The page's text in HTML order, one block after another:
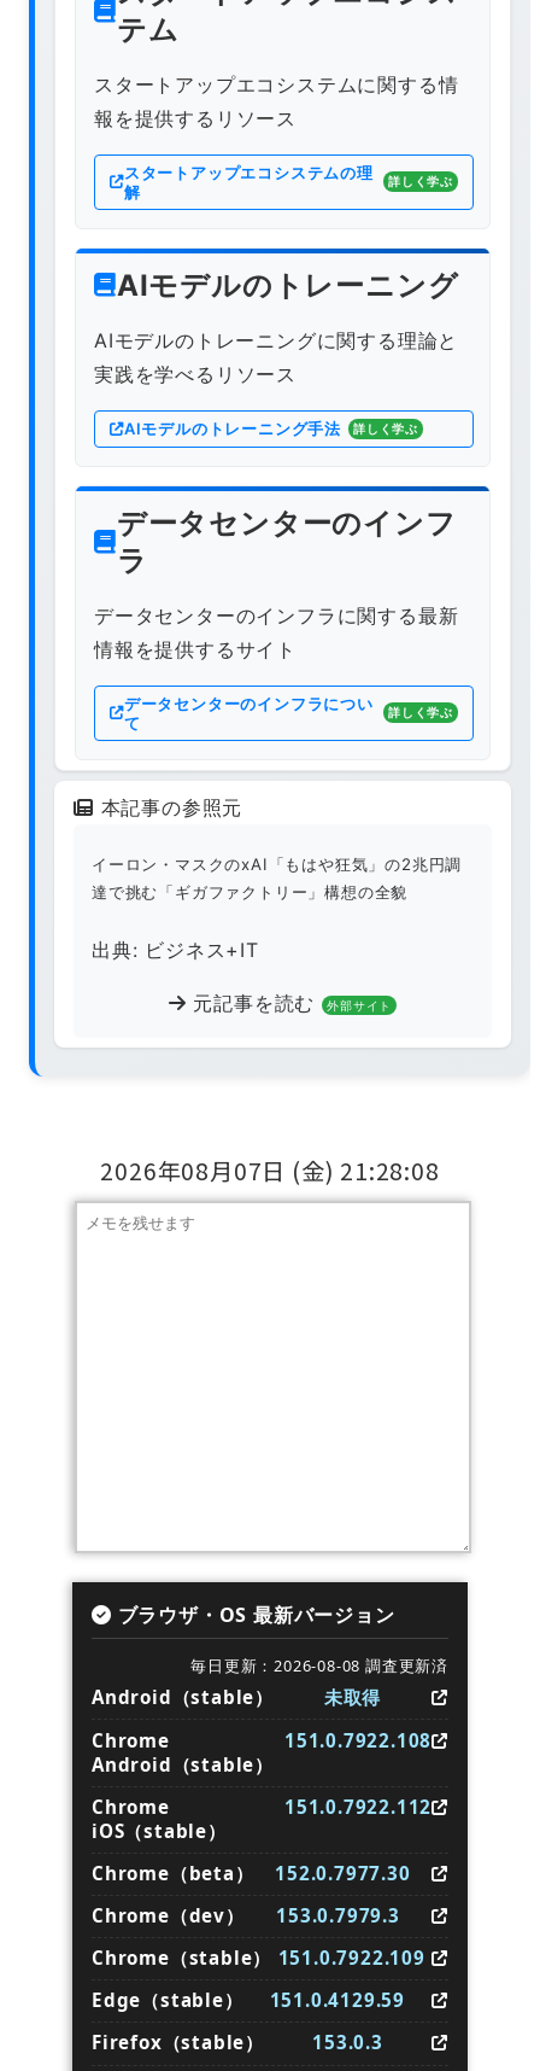
テム
スタートアップエコシステムに関する情
報を提供するリソース
スタートアップエコシステムの理
解
詳しく学ぶ
AIモデルのトレーニング
AIモデルのトレーニングに関する理論と
実践を学べるリソース
AIモデルのトレーニング手法 詳しく学ぶ
データセンターのインフ
ラ
データセンターのインフラに関する最新
情報を提供するサイト
データセンターのインフラについ
て
詳しく学ぶ
本記事の参照元
イーロン・マスクのxAI「もはや狂気」の2兆円調
達で挑む「ギガファクトリー」構想の全貌
出典: ビジネス+IT
元記事を読む 外部サイト
2026年08月07日 (金) 21:28:08
ブラウザ・OS 最新バージョン
毎日更新：2026-08-08 調査更新済
Android（stable）
未取得
Chrome
Android（stable）
151.0.7922.108
Chrome
iOS（stable）
151.0.7922.112
Chrome（beta）
152.0.7977.30
Chrome（dev）
153.0.7979.3
Chrome（stable）
151.0.7922.109
Edge（stable）
151.0.4129.59
Firefox（stable）
153.0.3